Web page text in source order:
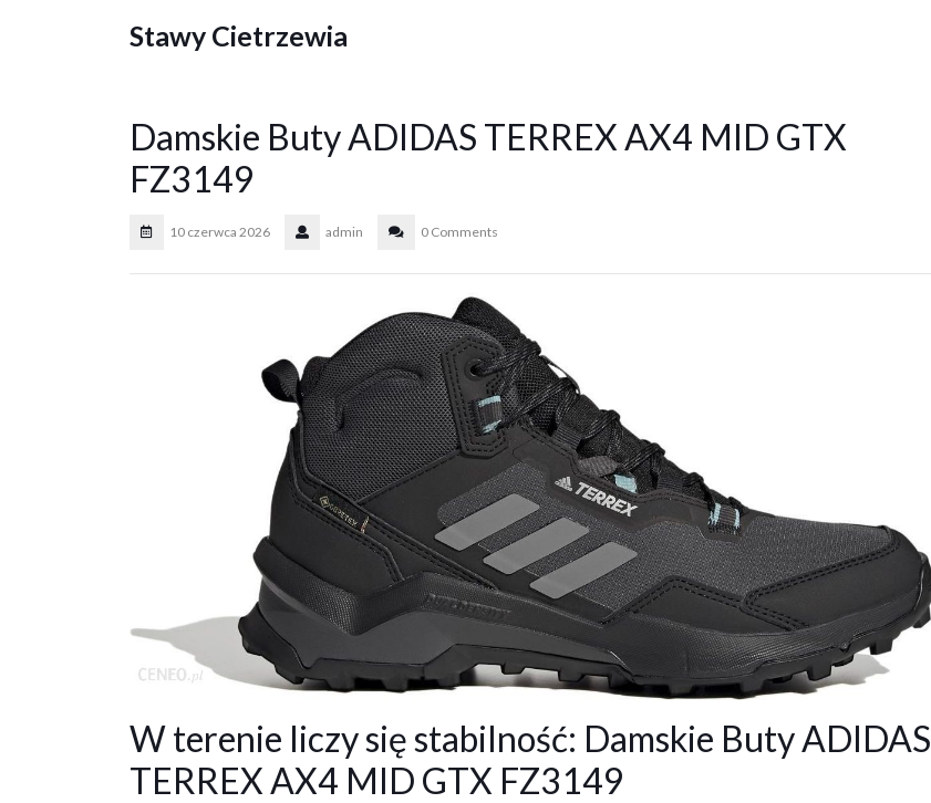
Stawy Cietrzewia
Damskie Buty ADIDAS TERREX AX4 MID GTX
FZ3149
10 czerwca 2026 admin 0 Comments
W terenie liczy się stabilność: Damskie Buty ADIDAS
TERREX AX4 MID GTX FZ3149